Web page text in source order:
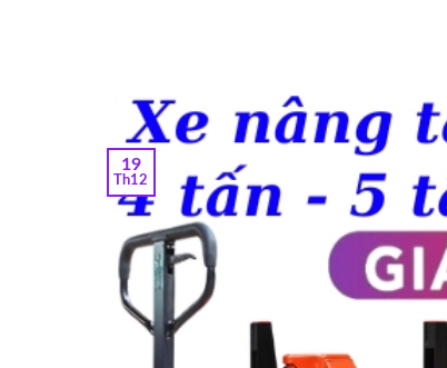
19
Th12